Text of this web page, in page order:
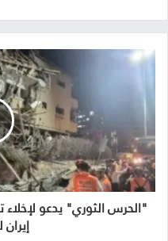
"الحرس الثوري" يدعو
إيران